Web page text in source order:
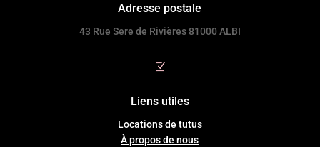
Adresse postale
43 Rue Sere de Rivières 81000 ALBI
Z
Liens utiles
Locations de tutus
À propos de nous